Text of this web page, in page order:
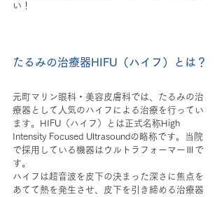
い！
たるみの治療器HIFU（ハイフ）とは？
元町マリン眼科・美容皮膚科では、たるみの治
療器として人気のハイフによる治療を行ってい
ます。HIFU（ハイフ）とは正式名称High
Intensity Focused Ultrasoundの略称です。当院
で採用している機器はウルトラフォーマーⅢで
す。
ハイフは超音波を皮下の決まった深さに焦点を
あてて熱を発生させ、皮下を引き締める治療器